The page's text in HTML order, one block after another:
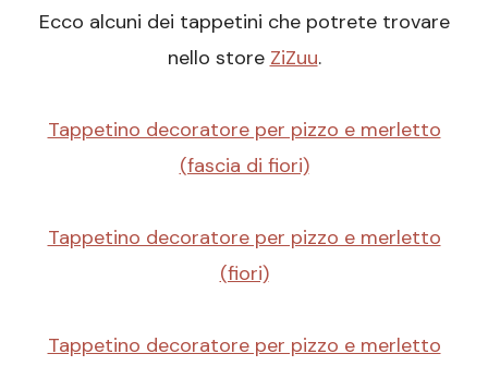
Ecco alcuni dei tappetini che potrete trovare
nello store ZiZuu.
Tappetino decoratore per pizzo e merletto
(fascia di fiori)
Tappetino decoratore per pizzo e merletto
(fiori)
Tappetino decoratore per pizzo e merletto